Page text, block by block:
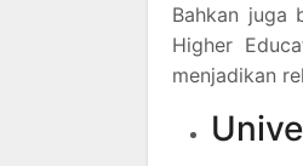
Bahkan juga
Higher
menjadikan